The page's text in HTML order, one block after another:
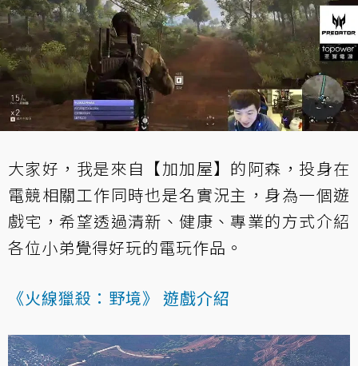
大家好，我是來自【加加屋】的阿森 ，投身在
電競相關工作同時也是名實況主，身為一個遊
戲宅，希望透過清新、健康、專業的方式介紹
各位小弟覺得好玩的電玩作品。
《火線獵殺：野境》 遊戲介紹